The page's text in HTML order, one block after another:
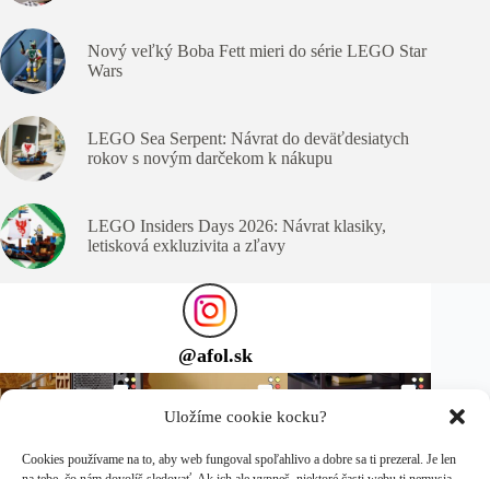
Uložíme cookie kocku?
Cookies používame na to, aby web fungoval spoľahlivo a dobre sa ti prezeral. Je len
Nový veľký Boba Fett mieri do série LEGO Star
Wars
LEGO Sea Serpent: Návrat do deväťdesiatych
rokov s novým darčekom k nákupu
LEGO Insiders Days 2026: Návrat klasiky,
letisková exkluzivita a zľavy
@afol.sk